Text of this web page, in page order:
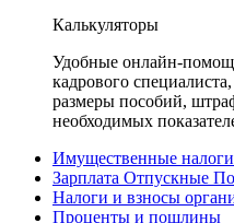
Калькуляторы
Удобные онлайн-
кадрового
размеры пособий,
необходимых
Имущественные
Зарплата Отпускные
Налоги и взносы
Проценты и пошлины